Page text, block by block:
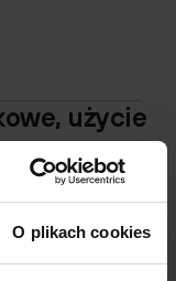
O plikach cookies
użycie